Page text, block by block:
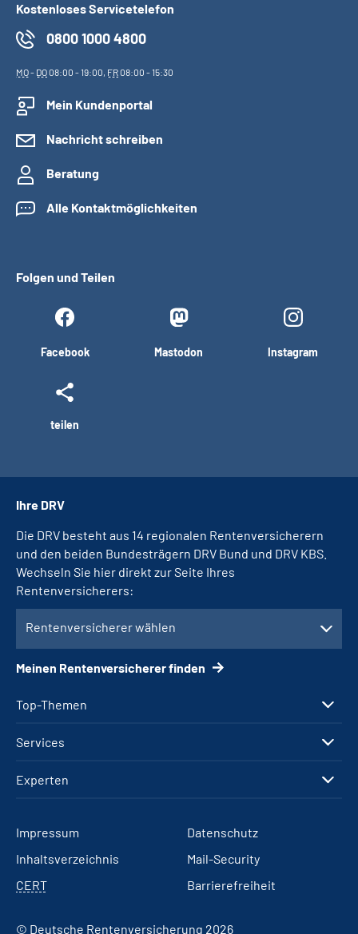
Kostenloses Servicetelefon
0800 1000 4800
MO- DO08:00 - 19:00, FR08:00 - 15:30
Mein Kundenportal
Nachricht schreiben
Beratung
Alle Kontaktmöglichkeiten
Folgen und Teilen
Facebook Mastodon Instagram
teilen
Top-Themen
Services
Experten
Ihre DRV
Die DRV besteht aus 14 regionalen Rentenversicherern
und den beiden Bundesträgern DRV Bund und DRV KBS.
Wechseln Sie hier direkt zur Seite Ihres
Rentenversicherers:
Rentenversicherer wählen
Meinen Rentenversicherer finden
Impressum
Datenschutz
Inhaltsverzeichnis
Mail-Security
CERT
Barrierefreiheit
© Deutsche Rentenversicherung 2026